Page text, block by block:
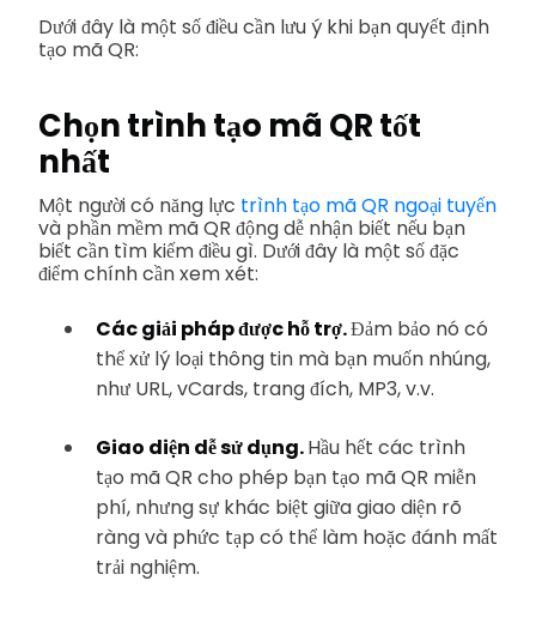
Dưới đây là một số điều cần lưu ý khi bạn quyết định
tạo mã QR:
Chọntrình tạo mã QR tốt
nhất
Một người có năng lực trình tạo mã QR ngoại tuyến
và phần mềm mã QR động dễ nhận biết nếu bạn
biết cần tìm kiếm điều gì. Dưới đây là một số đặc
điểm chính cần xem xét:
Các giải pháp được hỗ trợ.Đảm bảo nó có
thể xử lý loại thông tin mà bạn muốn nhúng,
như URL, vCards, trang đích, MP3, v.v.
Giao diện dễ sử dụng.Hầu hết các trình
tạo mã QR cho phép bạn tạo mã QR miễn
phí, nhưng sự khác biệt giữa giao diện rõ
ràng và phức tạp có thể làm hoặc đánh mất
trải nghiệm.